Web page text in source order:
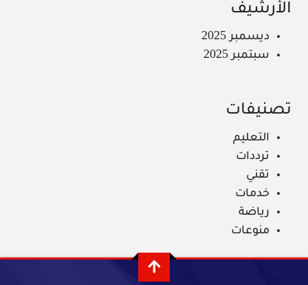
الأرشيف
ديسمبر 2025
سبتمبر 2025
تصنيفات
التعليم
ترددات
تقني
خدمات
رياضة
منوعات